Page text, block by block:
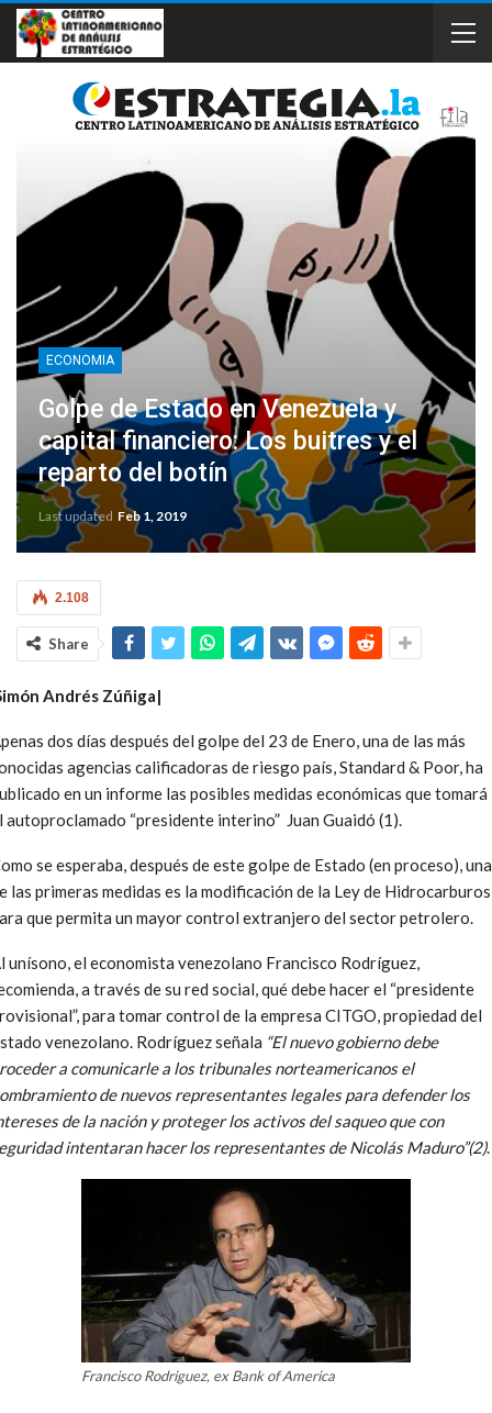
ECONOMIA
Golpe de Estado en Venezuela y
capital financiero: Los buitres y el
reparto del botín
Last updated Feb 1, 2019
2.108
Share
Andrés Zúñiga|
dos días después del golpe del 23 de Enero, una de las más
agencias calificadoras de riesgo país, Standard & Poor, ha
en un informe las posibles medidas económicas que tomará
autoproclamado “presidente interino” Juan Guaidó (1).
se esperaba, después de este golpe de Estado (en proceso),
las primeras medidas es la modificación de la Ley de
que permita un mayor control extranjero del sector petrolero.
unísono, el economista venezolano Francisco Rodríguez,
a través de su red social, qué debe hacer el “presidente
para tomar control de la empresa CITGO, propiedad del
venezolano. Rodríguez señala “El nuevo gobierno debe
a comunicarle a los tribunales norteamericanos el
de nuevos representantes legales para defender los
de la nación y proteger los activos del saqueo que con
intentaran hacer los representantes de Nicolás Maduro”(2).
Francisco Rodriguez, ex Bank of America